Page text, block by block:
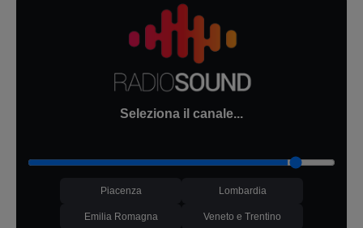
Seleziona il canale...
Piacenza Lombardia
Emilia Romagna Veneto e Trentino